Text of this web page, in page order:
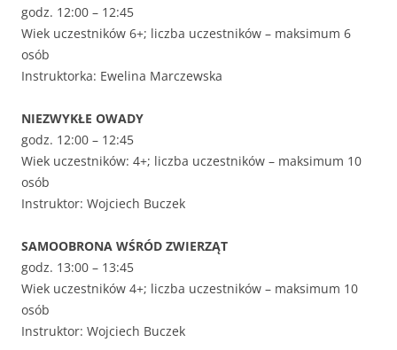
godz. 12:00 – 12:45
Wiek uczestników 6+; liczba uczestników – maksimum 6
osób
Instruktorka: Ewelina Marczewska
NIEZWYKŁE OWADY
godz. 12:00 – 12:45
Wiek uczestników: 4+; liczba uczestników – maksimum 10
osób
Instruktor: Wojciech Buczek
SAMOOBRONA WŚRÓD ZWIERZĄT
godz. 13:00 – 13:45
Wiek uczestników 4+; liczba uczestników – maksimum 10
osób
Instruktor: Wojciech Buczek